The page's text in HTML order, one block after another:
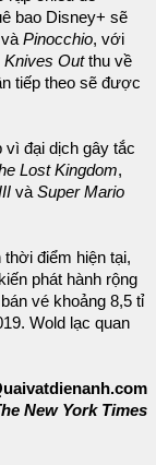
bao Disney+ sẽ
và Pinocchio, với
Knives Outthu về
tiếp theo sẽ được
vì đại dịch gây tắc
Lost Kingdom,
và Super Mario
điểm hiện tại,
​​phát hành rộng
vé khoảng 8,5 tỉ
Wold lạc quan
New York Times